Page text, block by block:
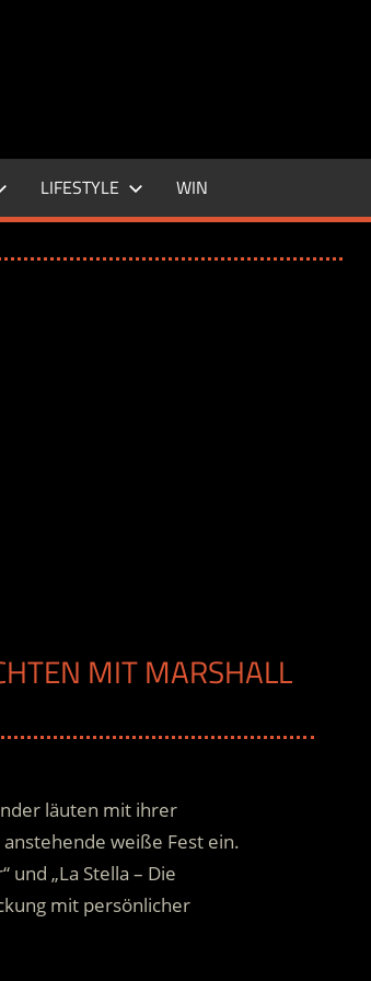
LIFESTYLE WIN
MIT MARSHALL
läuten mit ihrer
weiße Fest ein.
„La Stella – Die
mit persönlicher